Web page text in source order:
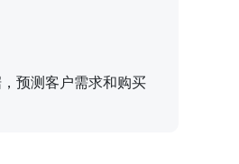
预测客户需求和购买